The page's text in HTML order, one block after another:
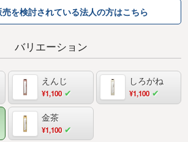
を検討されている法人の方はこちら
バリエーション
えんじ
¥1,100
しろがね
¥1,100
金茶
¥1,100